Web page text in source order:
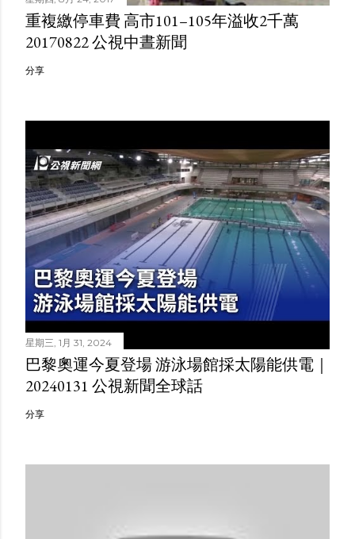
重複繳停車費 高市101–105年溢收2千萬
20170822 公視中晝新聞
分享
星期三, 1月 31, 2024
巴黎奧運今夏登場 游泳場館採太陽能供電｜
20240131 公視新聞全球話
分享